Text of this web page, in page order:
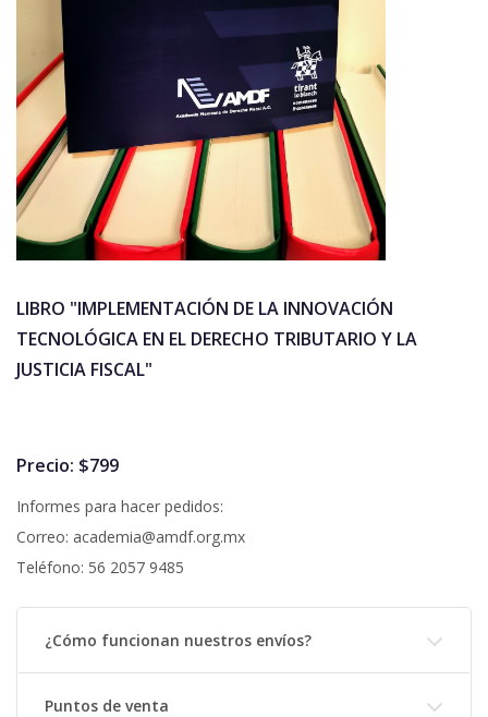
LIBRO "IMPLEMENTACIÓN DE LA INNOVACIÓN
TECNOLÓGICA EN EL DERECHO TRIBUTARIO Y LA
JUSTICIA FISCAL"
Precio: $799
Informes para hacer pedidos:
Correo: academia@amdf.org.mx
Teléfono: 56 2057 9485
¿Cómo funcionan nuestros envíos?
Puntos de venta